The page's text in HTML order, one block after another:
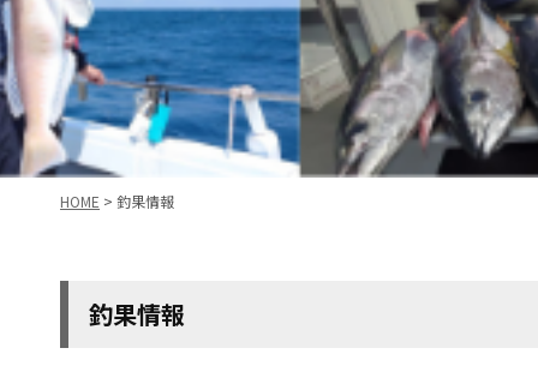
HOME > 釣果情報
釣果情報